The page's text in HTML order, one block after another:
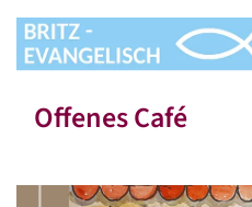
Offenes Café